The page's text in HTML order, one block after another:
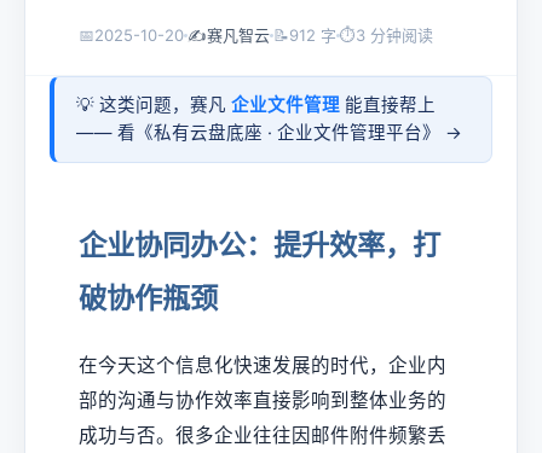
📅2025-10-20 ✍️赛凡智云 📝912 字 ⏱3 分钟阅读
💡 这类问题，赛凡 企业文件管理 能直接帮上
—— 看《私有云盘底座 · 企业文件管理平台》 →
企业协同办公：提升效率，打
破协作瓶颈
在今天这个信息化快速发展的时代，企业内
部的沟通与协作效率直接影响到整体业务的
成功与否。很多企业往往因邮件附件频繁丢